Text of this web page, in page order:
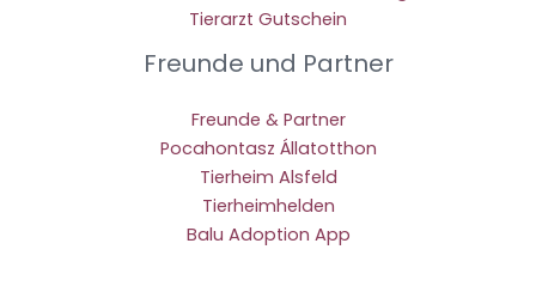
Tierarzt Gutschein
Freunde und Partner
Freunde & Partner
Pocahontasz Állatotthon
Tierheim Alsfeld
Tierheimhelden
Balu Adoption App